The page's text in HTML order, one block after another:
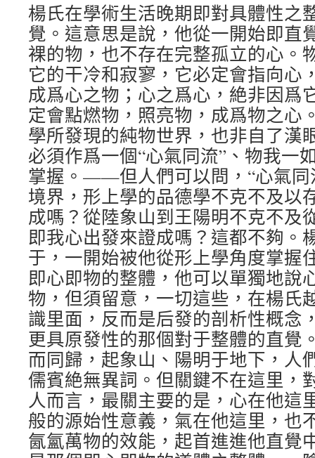
楊氏在學術生活晚期即對具體性之
覺。這意思是說，他從一開始即直
裸的物，也不存在完整孤立的心。
它的干冷和寂寥，它必定會指向心
成爲心之物；心之爲心，絶非因爲
定會點燃物，照亮物，成爲物之心
學所發現的純物世界，也非自了漢
必須作爲一個“心氣同流”、物我一
掌握。——但人們可以問，“心氣同
境界，形上學的品德學不克不及以
成嗎？從陸象山到王陽明不克不及
即我心出發來證成嗎？這都不夠。
于，一開始被他從形上學角度掌握
即心即物的整體，他可以單獨地說
物，但須留意，一切這些，在楊氏
識里面，反而是后發的剖析性概念
更具原發性的那個對于整體的直覺
而同歸，起象山、陽明于地下，人
儒賓絶無異詞。但關鍵不在這里，
人而言，最關主要的是，心在他這
般的源始性意義，氣在他這里，也
氤氳萬物的效能，起首進進他直覺